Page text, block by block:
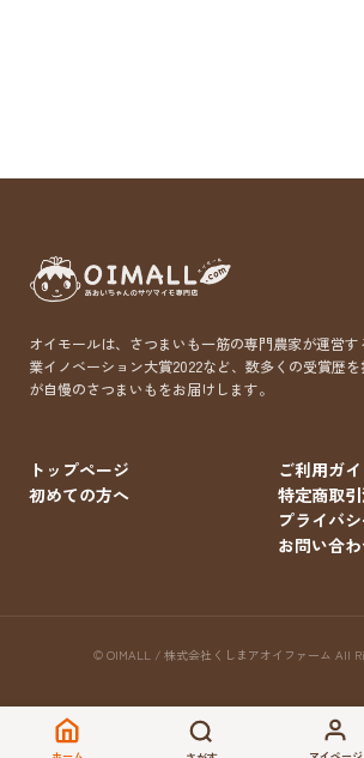
オイモールは、さつまいも一筋の専門農家が運営
業イノベーション大賞2022など、数多くの受賞歴
が自慢のさつまいもをお届けします。
トップページ
初めての方へ
ご利用ガ
特定商取
プライバ
お問い合
© OIMALL / 株式会社くしまアオイファーム All